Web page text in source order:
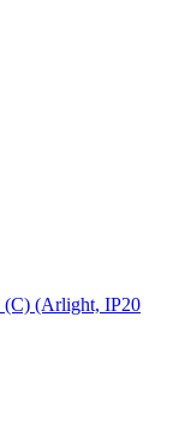
(Arlight, IP20